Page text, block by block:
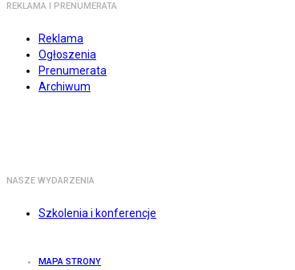
REKLAMA I PRENUMERATA
Reklama
Ogłoszenia
Prenumerata
Archiwum
NASZE WYDARZENIA
Szkolenia i konferencje
MAPA STRONY